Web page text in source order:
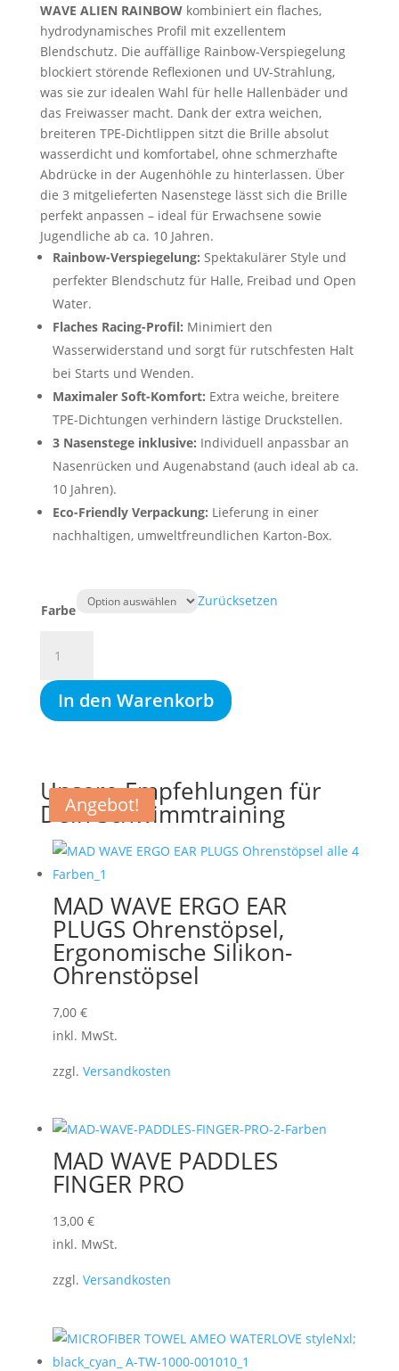
WAVE ALIEN RAINBOWkombiniert ein flaches,
hydrodynamisches Profil mit exzellentem
Blendschutz. Die auffällige Rainbow-Verspiegelung
blockiert störende Reflexionen und UV-Strahlung,
was sie zur idealen Wahl für helle Hallenbäder und
das Freiwasser macht. Dank der extra weichen,
breiteren TPE-Dichtlippen sitzt die Brille absolut
wasserdicht und komfortabel, ohne schmerzhafte
Abdrücke in der Augenhöhle zu hinterlassen. Über
die 3 mitgelieferten Nasenstege lässt sich die Brille
perfekt anpassen – ideal für Erwachsene sowie
Jugendliche ab ca. 10 Jahren.
Rainbow-Verspiegelung: Spektakulärer Style und
perfekter Blendschutz für Halle, Freibad und Open
Water.
Flaches Racing-Profil: Minimiert den
Wasserwiderstand und sorgt für rutschfesten Halt
bei Starts und Wenden.
Maximaler Soft-Komfort: Extra weiche, breitere
TPE-Dichtungen verhindern lästige Druckstellen.
3 Nasenstege inklusive: Individuell anpassbar an
Nasenrücken und Augenabstand (auch ideal ab ca.
10 Jahren).
Eco-Friendly Verpackung: Lieferung in einer
nachhaltigen, umweltfreundlichen Karton-Box.
Farbe
Zurücksetzen
WAVE
ALIEN
RAINBOW
Schwimmbrille
In den Warenkorb
Unsere Empfehlungen für
Dein Schwimmtraining
MAD WAVE ERGO EAR
PLUGS Ohrenstöpsel,
Ergonomische Silikon-
Ohrenstöpsel
7,00 €
inkl. MwSt.
zzgl. Versandkosten
MAD WAVE PADDLES
FINGER PRO
13,00 €
inkl. MwSt.
zzgl. Versandkosten
Angebot!